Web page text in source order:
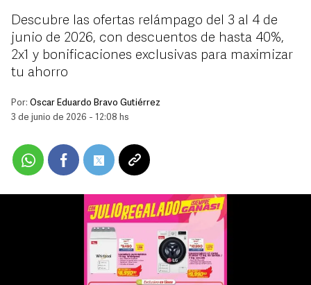
Descubre las ofertas relámpago del 3 al 4 de
junio de 2026, con descuentos de hasta 40%,
2x1 y bonificaciones exclusivas para maximizar
tu ahorro
Por: Oscar Eduardo Bravo Gutiérrez
3 de junio de 2026 - 12:08 hs